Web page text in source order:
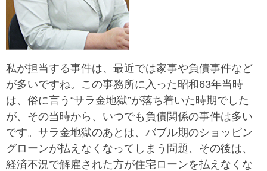
私が担当する事件は、最近では家事や負債事件など
が多いですね。この事務所に入った昭和63年当時
は、俗に言う“サラ金地獄”が落ち着いた時期でした
が、その当時から、いつでも負債関係の事件は多い
です。サラ金地獄のあとは、バブル期のショッピン
グローンが払えなくなってしまう問題、その後は、
経済不況で解雇された方が住宅ローンを払えなくな